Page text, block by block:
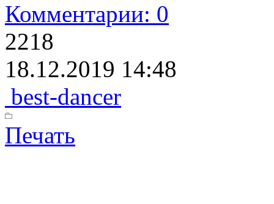
Комментарии: 0
2218
18.12.2019 14:48
best-dancer
Печать